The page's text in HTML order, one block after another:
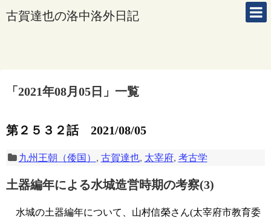
古賀達也の洛中洛外日記
「 2021年08月05日 」 一覧
第２５３２話 2021/08/05
九州王朝（倭国） , 古賀達也, 太宰府, 考古学
土器編年による水城造営時期の考察(3)
水城の土器編年について、山村信榮さん(太宰府市教育委